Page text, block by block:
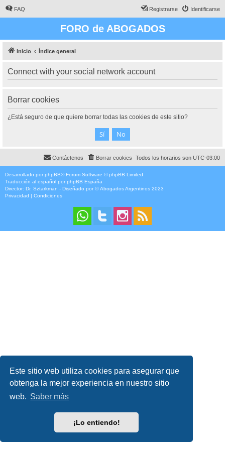
Este sitio web utiliza cookies para asegurar que
obtenga la mejor experiencia en nuestro sitio
web. Saber más
¡Lo entiendo!
FAQ Identificarse
Registrarse
FORO de ABOGADOS
Inicio Índice general
Connect with your social network account
Borrar cookies
¿Está seguro de que quiere borrar todas las cookies de este sitio?
Todos los horarios son UTC-03:00
Borrar cookies
Contáctenos
Desarrollado por phpBB® Forum Software © phpBB Limited
Traducción al español por phpBB España
Director: Dr. Sztarkman - Diseñado por ©Abogados Argentinos 2023
Privacidad | Condiciones